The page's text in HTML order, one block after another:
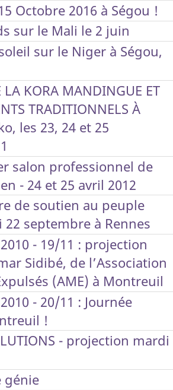
Octobre 2016 à Ségou !
sur le Mali le 2 juin
sur le Niger à Ségou,
LA KORA MANDINGUE ET
TRADITIONNELS À
les 23, 24 et 25
salon professionnel de
- 24 et 25 avril 2012
de soutien au peuple
septembre à Rennes
- 19/11 : projection
Sidibé, de l’Association
(AME) à Montreuil
- 20/11 : Journée
!
- projection mardi
génie